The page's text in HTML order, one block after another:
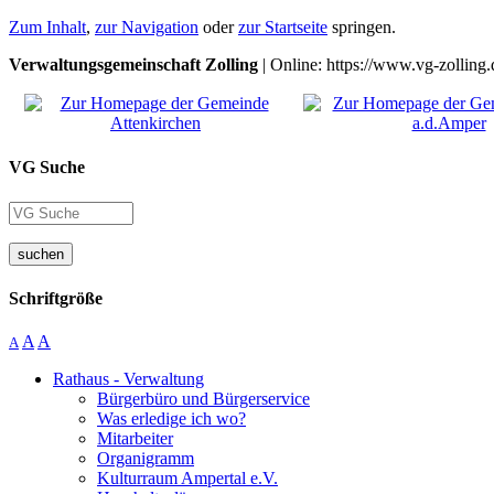
Zum Inhalt, zur Navigation oderzur Startseite springen.
Verwaltungsgemeinschaft Zolling | Online: https://www.vg-
VG Suche
suchen
Schriftgröße
A A A
Rathaus - Verwaltung
Bürgerbüro und Bürgerservice
Was erledige ich wo?
Mitarbeiter
Organigramm
Kulturraum Ampertal e.V.